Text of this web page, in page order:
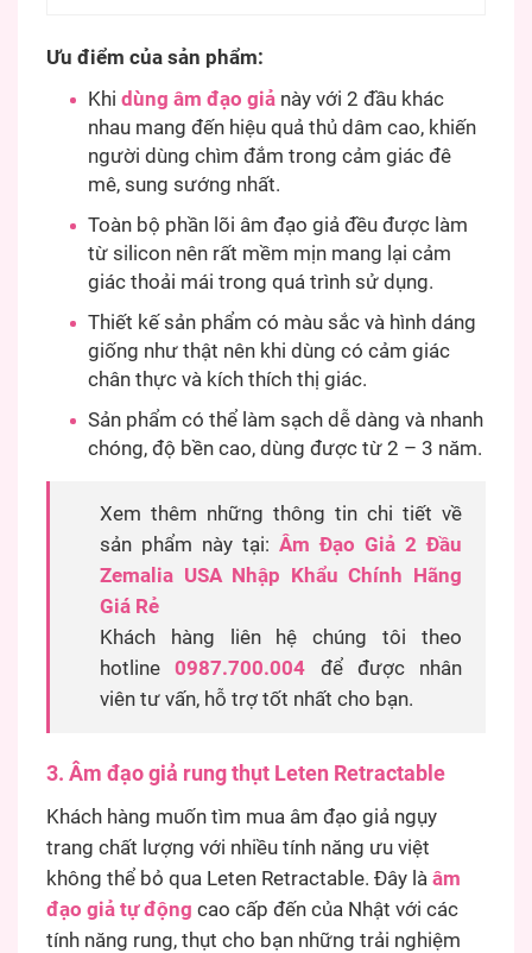
Ưu điểm của sản phẩm:
Khi dùng âm đạo giả này với 2 đầu khác
nhau mang đến hiệu quả thủ dâm cao, khiến
người dùng chìm đắm trong cảm giác đê
mê, sung sướng nhất.
Toàn bộ phần lõi âm đạo giả đều được làm
từ silicon nên rất mềm mịn mang lại cảm
giác thoải mái trong quá trình sử dụng.
Thiết kế sản phẩm có màu sắc và hình dáng
giống như thật nên khi dùng có cảm giác
chân thực và kích thích thị giác.
Sản phẩm có thể làm sạch dễ dàng và nhanh
chóng, độ bền cao, dùng được từ 2 – 3 năm.
Xem thêm những thông tin chi tiết về
sản phẩm này tại: Âm Đạo Giả 2 Đầu
Zemalia USA Nhập Khẩu Chính Hãng
Giá Rẻ
Khách hàng liên hệ chúng tôi theo
hotline0987.700.004 để được nhân
viên tư vấn, hỗ trợ tốt nhất cho bạn.
3. Âm đạo giả rung thụt Leten Retractable
Khách hàng muốn tìm mua âm đạo giả ngụy
trang chất lượng với nhiều tính năng ưu việt
không thể bỏ qua Leten Retractable. Đây là âm
đạo giả tự động cao cấp đến của Nhật với các
tính năng rung, thụt cho bạn những trải nghiệm